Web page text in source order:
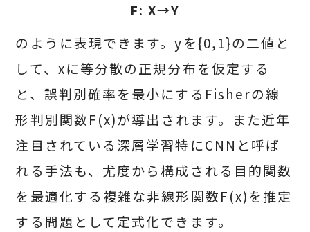
F: X→Y
のように表現できます。yを{0,1}の二値と
して、xに等分散の正規分布を仮定する
と、誤判別確率を最小にするFisherの線
形判別関数F(x)が導出されます。また近年
注目されている深層学習特にCNNと呼ば
れる手法も、尤度から構成される目的関数
を最適化する複雑な非線形関数F(x)を推定
する問題として定式化できます。